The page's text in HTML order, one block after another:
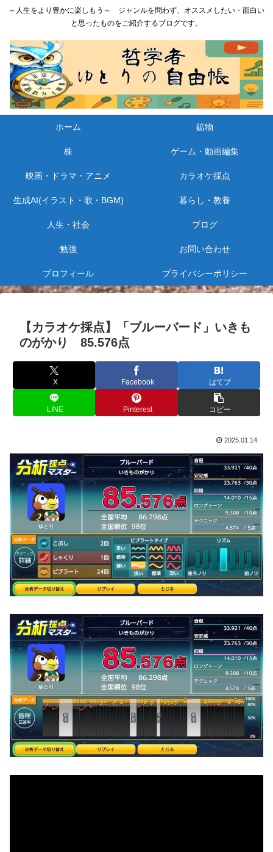
～人生をより豊かに楽しもう～ ジャンルを問わず、オススメしたい・面白い
と思ったものをご紹介するブログです。
ホーム 鉱物
株 ゲーム・動画編集
映画・ドラマ・アニメ カラオケ採点
生成AI(イラスト・歌・BGM) 暮らし・教養
人生・社会 ブログ
勉強 お問い合わせ
プロフィール プライバシーポリシー
【カラオケ採点】「ブルーバード」いきも
のがかり 85.576点
X Facebook はてブ
LINE Pinterest コピー
2025.01.14